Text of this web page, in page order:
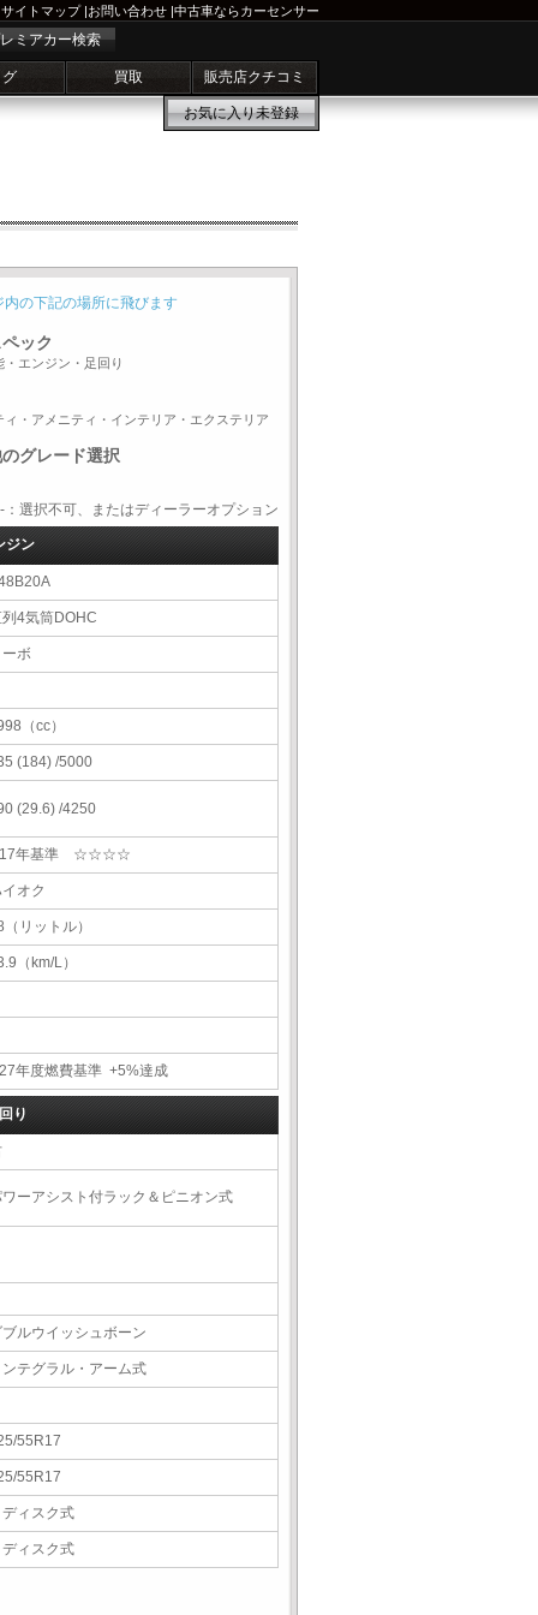
サイトマップ|お問い合わせ |中古車ならカーセンサー
ミアカー検索
買取 販売店クチコミ
お気に入り未登録
内の下記の場所に飛びます
ック
・エンジン・足回り
ィ・アメニティ・インテリア・エクステリア
グレード選択
択不可、またはディーラーオプション
ジン
4気筒DOHC
ボ
（cc）
(184) /5000
(29.6) /4250
年基準 ☆☆☆☆
オク
（リットル）
（km/L）
年度燃費基準 +5%達成
り
ーアシスト付ラック＆ピニオン式
ルウイッシュボーン
テグラル・アーム式
55R17
55R17
ィスク式
ィスク式